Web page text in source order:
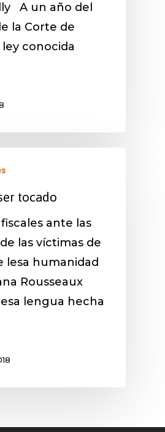
A un año del
la Corte de
conocida
tocado
ante las
las víctimas de
lesa humanidad
Rousseaux
lengua hecha